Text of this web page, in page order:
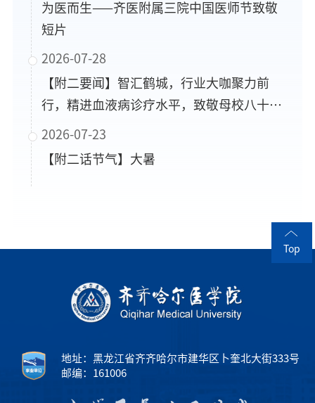
为医而生——齐医附属三院中国医师节致敬
短片
2026-07-28
【附二要闻】智汇鹤城，行业大咖聚力前
行，精进血液病诊疗水平，致敬母校八十华
诞，守护一方百姓安康！
2026-07-23
【附二话节气】大暑
Top
地址：黑龙江省齐齐哈尔市建华区卜奎北大街333号
邮编：161006